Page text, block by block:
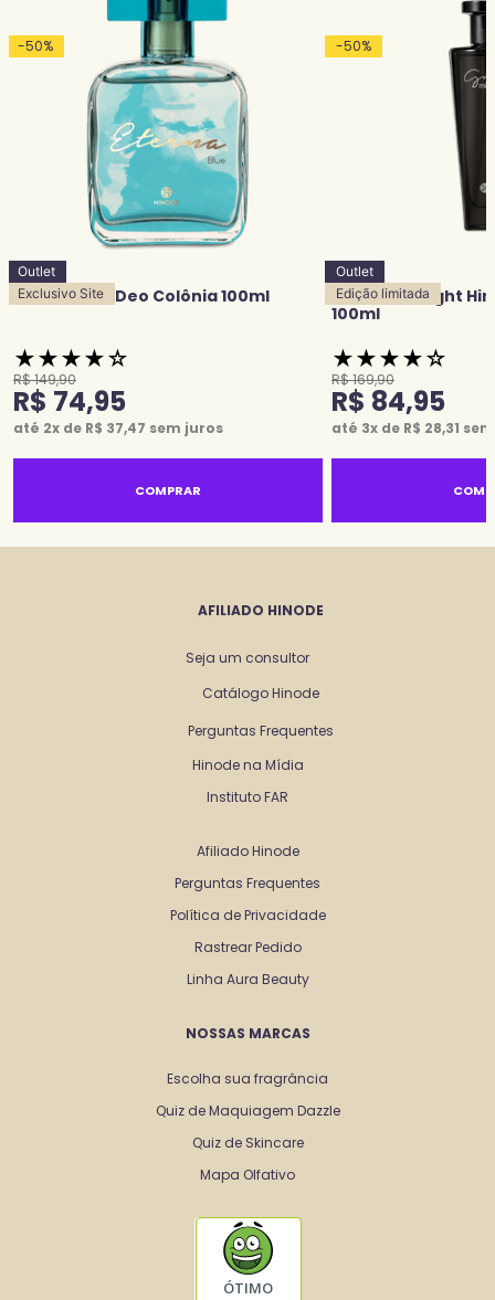
-50%
Outlet
Exclusivo Site
Eterna Blue Deo Colônia 100ml
★★★★☆
R$149,90
R$ 74,95
até 2x de R$ 37,47 sem juros
COMPRAR
-50%
Outlet
Edição limitada
Grace Midnight
100ml
★★★★☆
R$169,90
R$ 84,95
até 3x de R$ 28,31
AFILIADO HINODE
Seja um consultor
Catálogo Hinode
Perguntas Frequentes
Hinode na Mídia
Instituto FAR
Afiliado Hinode
Perguntas Frequentes
Política de Privacidade
Rastrear Pedido
Linha Aura Beauty
NOSSAS MARCAS
Escolha sua fragrância
Quiz de Maquiagem Dazzle
Quiz de Skincare
Mapa Olfativo
ÓTIMO